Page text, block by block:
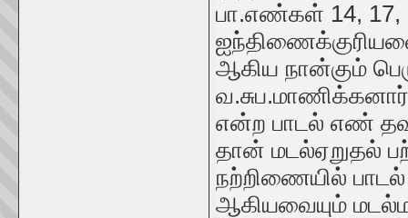
பா.எண்கள் 14, 17,
ஆகிய நான்கும்
என்ற பாடல் எண்
தான் மடல்ஏறுதல்
நற்றிணையில்
ஆகியவையும்